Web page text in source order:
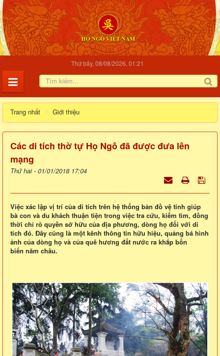
Thứ bảy, 08/08/2026, 01:21
Trang nhất Giới thiệu
Các di tích thờ tự Họ Ngô đã được đưa lên
mạng
Thứ hai - 01/01/2018 17:04
Việc xác lập vị trí của di tích trên hệ thống bản đồ vệ tinh giúp
bà con và du khách thuận tiện trong việc tra cứu, kiếm tìm, đồng
thời chỉ rõ quyền sở hữu của địa phương, dòng họ đối với di
tích đó. Đây cũng là một kênh thông tin hữu hiệu, quảng bá hình
ảnh của dòng họ và của quê hương đất nước ra khắp bốn
biển năm châu.